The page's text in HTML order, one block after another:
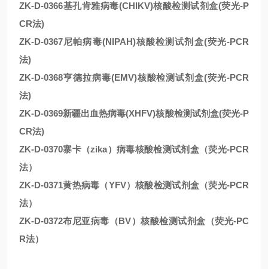
ZK-D-0366基孔肯雅病毒(CHIKV)核酸检测试剂盒(荧光-P
CR法)
ZK-D-0367尼帕病毒(NIPAH)核酸检测试剂盒(荧光-PCR
法)
ZK-D-0368亨德拉病毒(EMV)核酸检测试剂盒(荧光-PCR
法)
ZK-D-0369新疆出血热病毒(XHFV)核酸检测试剂盒(荧光-P
CR法)
ZK-D-0370寨卡（zika）病毒核酸检测试剂盒（荧光-PCR
法）
ZK-D-0371黄热病毒（YFV）核酸检测试剂盒（荧光-PCR
法）
ZK-D-0372布尼亚病毒（BV）核酸检测试剂盒（荧光-PC
R法）